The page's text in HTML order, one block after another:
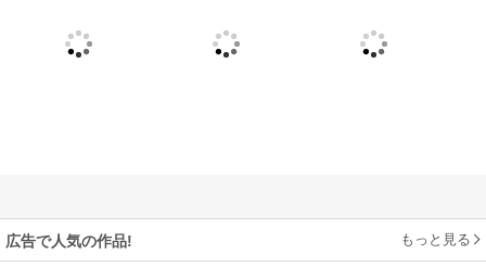
広告で人気の作品! もっと見る